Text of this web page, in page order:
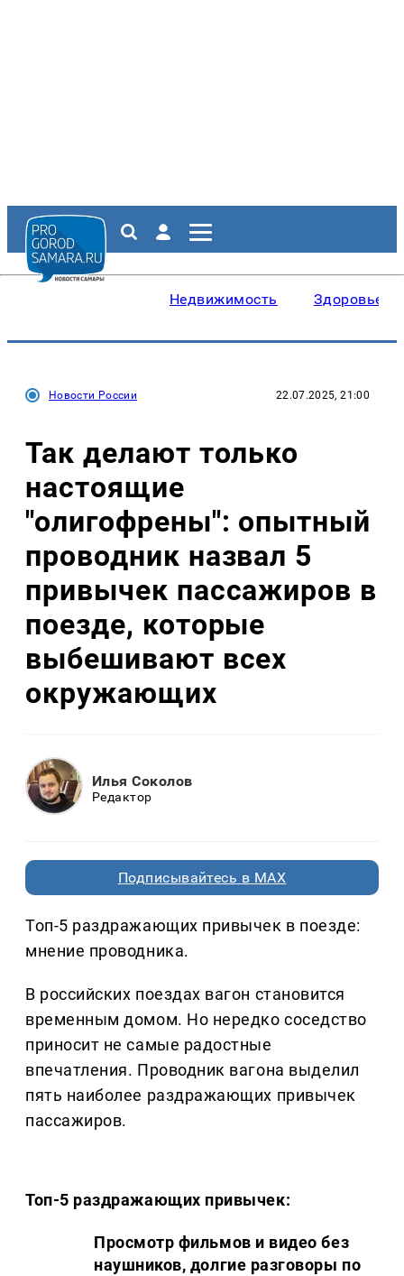
Недвижимость Здоровье
Новости России 22.07.2025, 21:00
Так делают только
настоящие
"олигофрены": опытный
проводник назвал 5
привычек пассажиров в
поезде, которые
выбешивают всех
окружающих
Илья Соколов
Редактор
Подписывайтесь в MAX
Топ-5 раздражающих привычек в поезде:
мнение проводника.
В российских поездах вагон становится
временным домом. Но нередко соседство
приносит не самые радостные
впечатления. Проводник вагона выделил
пять наиболее раздражающих привычек
пассажиров.
Топ-5 раздражающих привычек:
Просмотр фильмов и видео без
наушников, долгие разговоры по